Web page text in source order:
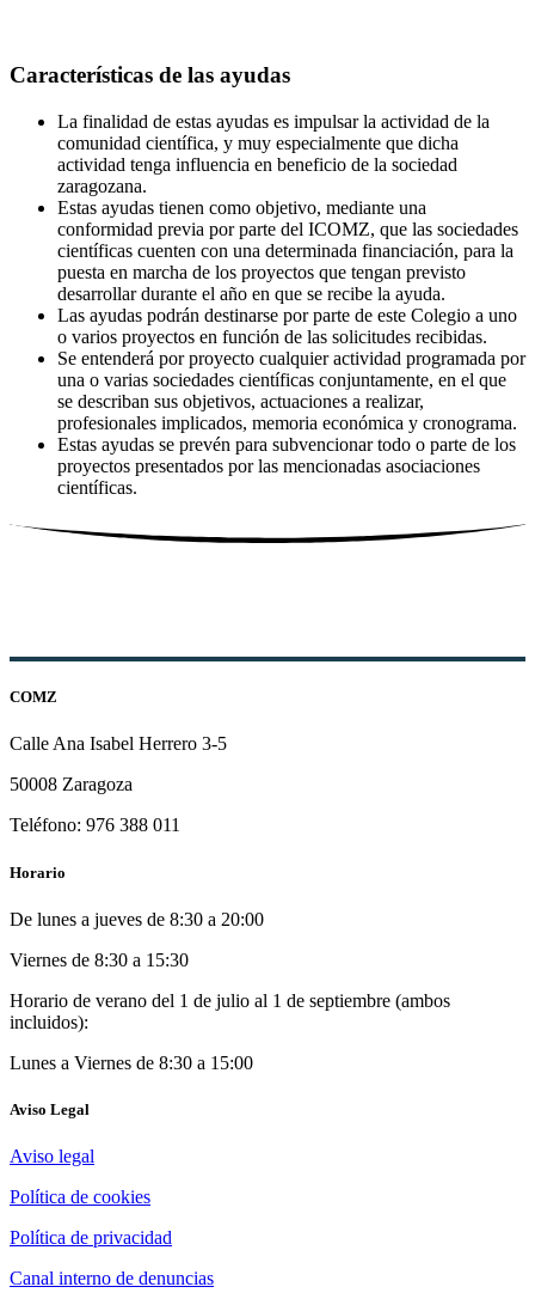
Características de las ayudas
La finalidad de estas ayudas es impulsar la actividad de la
comunidad científica, y muy especialmente que dicha
actividad tenga influencia en beneficio de la sociedad
zaragozana.
Estas ayudas tienen como objetivo, mediante una
conformidad previa por parte del ICOMZ, que las sociedades
científicas cuenten con una determinada financiación, para la
puesta en marcha de los proyectos que tengan previsto
desarrollar durante el año en que se recibe la ayuda.
Las ayudas podrán destinarse por parte de este Colegio a uno
o varios proyectos en función de las solicitudes recibidas.
Se entenderá por proyecto cualquier actividad programada por
una o varias sociedades científicas conjuntamente, en el que
se describan sus objetivos, actuaciones a realizar,
profesionales implicados, memoria económica y cronograma.
Estas ayudas se prevén para subvencionar todo o parte de los
proyectos presentados por las mencionadas asociaciones
científicas.
COMZ
Calle Ana Isabel Herrero 3-5
50008 Zaragoza
Teléfono: 976 388 011
Horario
De lunes a jueves de 8:30 a 20:00
Viernes de 8:30 a 15:30
Horario de verano del 1 de julio al 1 de septiembre (ambos
incluidos):
Lunes a Viernes de 8:30 a 15:00
Aviso Legal
Aviso legal
Política de cookies
Política de privacidad
Canal interno de denuncias